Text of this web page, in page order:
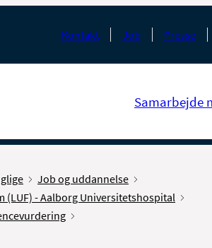
Kontakt Job Presse
Samarbejde
Job og uddannelse
- Aalborg Universitetshospital